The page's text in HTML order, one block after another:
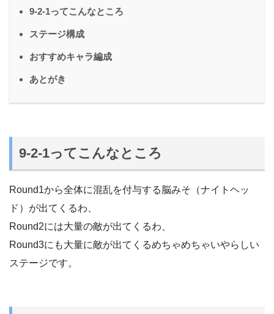
9-2-1ってこんなところ
ステージ構成
おすすめキャラ編成
あとがき
9-2-1ってこんなところ
Round1から全体に混乱を付与する脳みそ（ナイトヘッ
ド）が出てくるわ、
Round2には大量の敵が出てくるわ、
Round3にも大量に敵が出てくるめちゃめちゃいやらしい
ステージです。